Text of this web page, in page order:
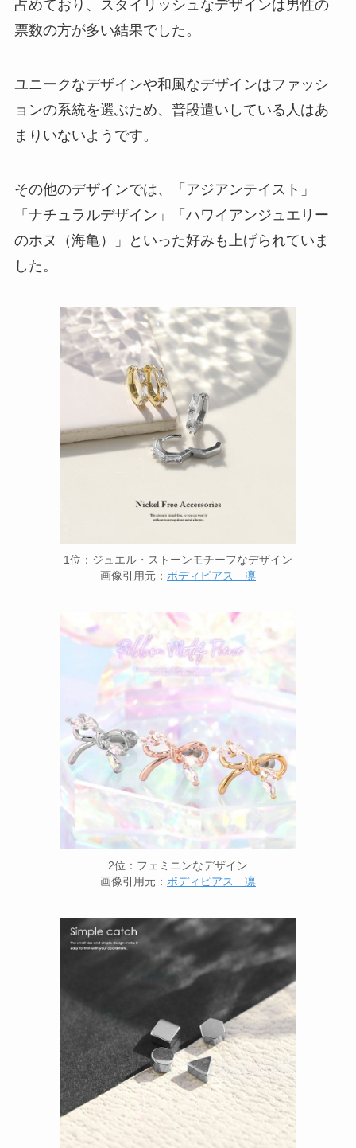
占めており、スタイリッシュなデザインは男性の
票数の方が多い結果でした。
ユニークなデザインや和風なデザインはファッシ
ョンの系統を選ぶため、普段遣いしている人はあ
まりいないようです。
その他のデザインでは、「アジアンテイスト」
「ナチュラルデザイン」「ハワイアンジュエリー
のホヌ（海亀）」といった好みも上げられていま
した。
1位：ジュエル・ストーンモチーフなデザイン
画像引用元： ボディピアス 凛
2位：フェミニンなデザイン
画像引用元： ボディピアス 凛